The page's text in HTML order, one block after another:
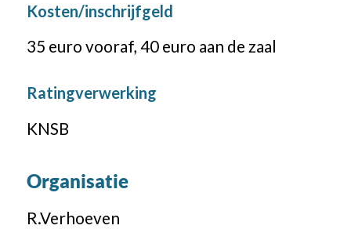
Kosten/inschrijfgeld
35 euro vooraf, 40 euro aan de zaal
Ratingverwerking
KNSB
Organisatie
R.Verhoeven